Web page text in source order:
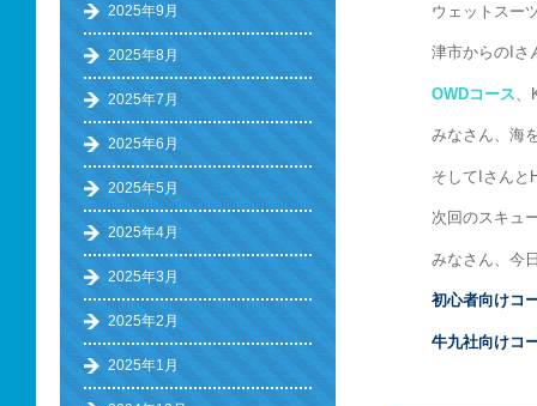
ウェットスー
津市からのIさ
OWDコース
みなさん、海
そしてIさんと
次回のスキュ
みなさん、今
初心者向けコ
牛九社向けコ
2025年9月
2025年8月
2025年7月
2025年6月
2025年5月
2025年4月
2025年3月
2025年2月
2025年1月